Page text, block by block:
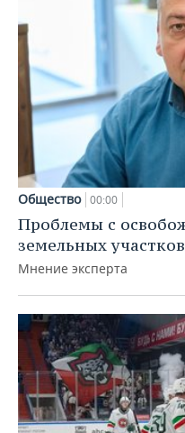
Общество 00:00
Проблемы с
земельных
Мнение эксперта